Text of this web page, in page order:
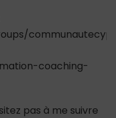
coaching-
pas à me suivre